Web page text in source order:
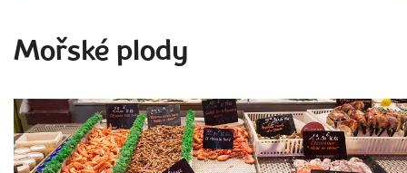
Mořské plody